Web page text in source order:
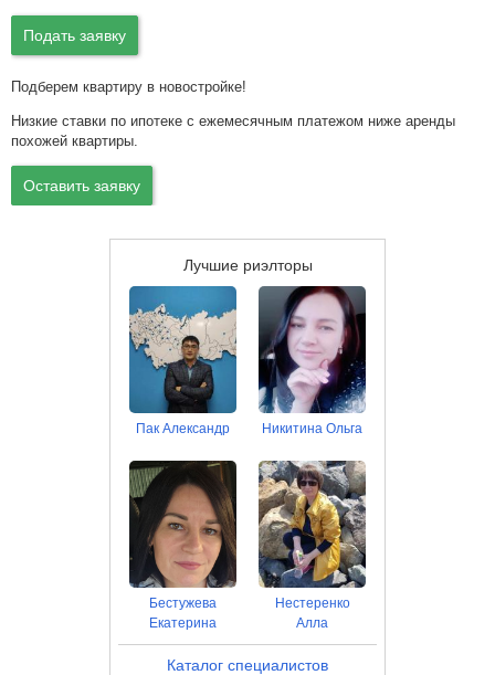
Подать заявку
Подберем квартиру в новостройке!
Низкие ставки по ипотеке с ежемесячным платежом ниже аренды
похожей квартиры.
Оставить заявку
Лучшие риэлторы
Пак Александр Никитина Ольга
Бестужева
Екатерина
Нестеренко
Алла
Каталог специалистов